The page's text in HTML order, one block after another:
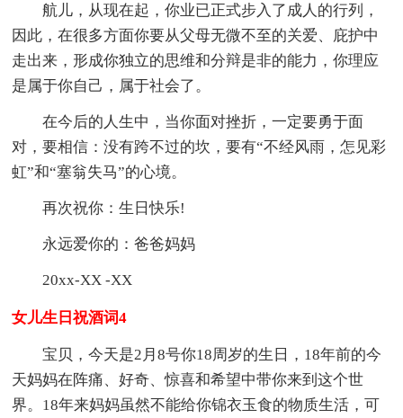
航儿，从现在起，你业已正式步入了成人的行列，
因此，在很多方面你要从父母无微不至的关爱、庇护中
走出来，形成你独立的思维和分辩是非的能力，你理应
是属于你自己，属于社会了。
在今后的人生中，当你面对挫折，一定要勇于面
对，要相信：没有跨不过的坎，要有“不经风雨，怎见彩
虹”和“塞翁失马”的心境。
再次祝你：生日快乐!
永远爱你的：爸爸妈妈
20xx-XX -XX
女儿生日祝酒词4
宝贝，今天是2月8号你18周岁的生日，18年前的今
天妈妈在阵痛、好奇、惊喜和希望中带你来到这个世
界。18年来妈妈虽然不能给你锦衣玉食的物质生活，可